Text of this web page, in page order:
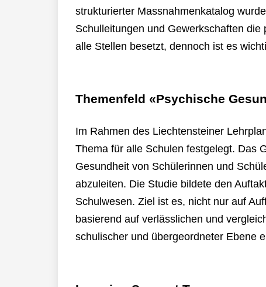
strukturierter Massnahmenkatalog
Schulleitungen und Gewerkschaften
alle Stellen besetzt, dennoch ist es
Themenfeld «Psychische
Im Rahmen des Liechtensteiner
Thema für alle Schulen festgelegt. Das
Gesundheit von Schülerinnen und
abzuleiten. Die Studie bildete den
Schulwesen. Ziel ist es, nicht nur auf
basierend auf verlässlichen und
schulischer und übergeordneter Ebene